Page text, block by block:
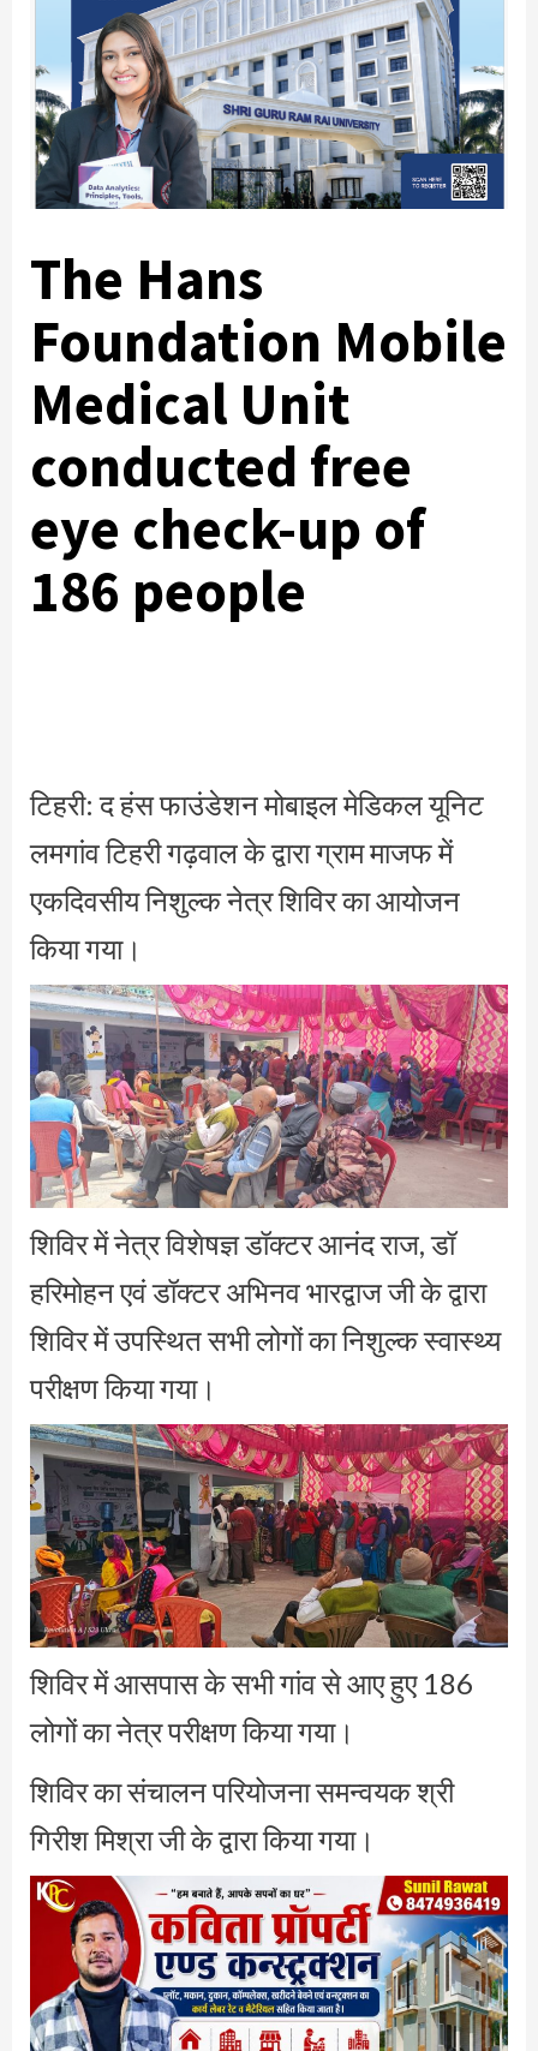
The Hans
Foundation Mobile
Medical Unit
conducted free
eye check-up of
186 people
टिहरी: द हंस फाउंडेशन मोबाइल मेडिकल यूनिट
लमगांव टिहरी गढ़वाल के द्वारा ग्राम माजफ में
एकदिवसीय निशुल्क नेत्र शिविर का आयोजन
किया गया।
शिविर में नेत्र विशेषज्ञ डॉक्टर आनंद राज, डॉ
हरिमोहन एवं डॉक्टर अभिनव भारद्वाज जी के द्वारा
शिविर में उपस्थित सभी लोगों का निशुल्क स्वास्थ्य
परीक्षण किया गया।
शिविर में आसपास के सभी गांव से आए हुए 186
लोगों का नेत्र परीक्षण किया गया।
शिविर का संचालन परियोजना समन्वयक श्री
गिरीश मिश्रा जी के द्वारा किया गया।